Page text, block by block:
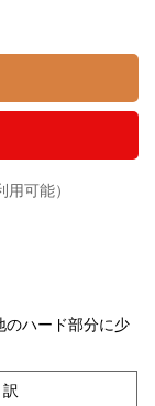
可能）
のハード部分に少